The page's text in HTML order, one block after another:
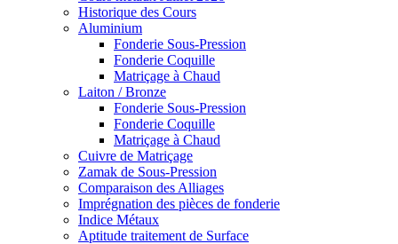
Historique des Cours
Aluminium
Fonderie Sous-Pression
Fonderie Coquille
Matriçage à Chaud
Laiton / Bronze
Fonderie Sous-Pression
Fonderie Coquille
Matriçage à Chaud
Cuivre de Matriçage
Zamak de Sous-Pression
Comparaison des Alliages
Imprégnation des pièces de fonderie
Indice Métaux
Aptitude traitement de Surface